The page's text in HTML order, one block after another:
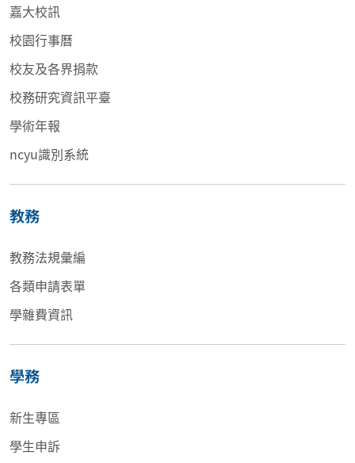
嘉大校訊
校園行事曆
校友及各界捐款
校務研究資訊平臺
學術年報
ncyu識別系統
教務
教務法規彙編
各類申請表單
學雜費資訊
學務
新生專區
學生申訴